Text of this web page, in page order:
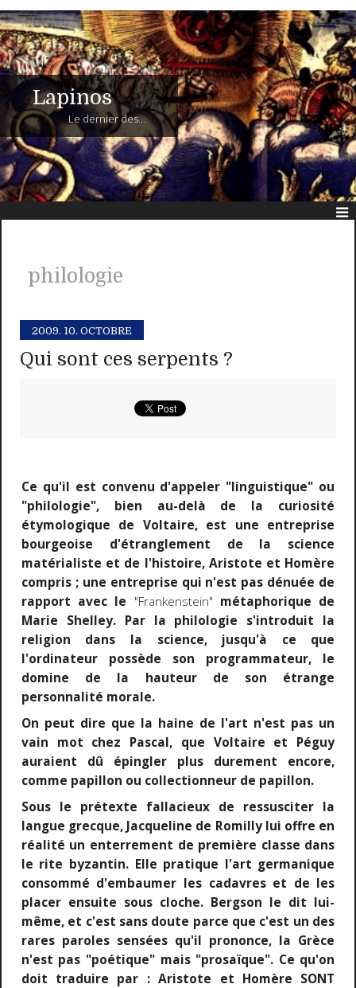
Lapinos
Le dernier des...
philologie
2009. 10. OCTOBRE
Qui sont ces serpents ?
Ce qu'il est convenu d'appeler "linguistique" ou
"philologie", bien au-delà de la curiosité
étymologique de Voltaire, est une entreprise
bourgeoise d'étranglement de la science
matérialiste et de l'histoire, Aristote et Homère
compris ; une entreprise qui n'est pas dénuée de
rapport avec le "Frankenstein" métaphorique de
Marie Shelley. Par la philologie s'introduit la
religion dans la science, jusqu'à ce que
l'ordinateur possède son programmateur, le
domine de la hauteur de son étrange
personnalité morale.
On peut dire que la haine de l'art n'est pas un
vain mot chez Pascal, que Voltaire et Péguy
auraient dû épingler plus durement encore,
comme papillon ou collectionneur de papillon.
Sous le prétexte fallacieux de ressusciter la
langue grecque, Jacqueline de Romilly lui offre en
réalité un enterrement de première classe dans
le rite byzantin. Elle pratique l'art germanique
consommé d'embaumer les cadavres et de les
placer ensuite sous cloche. Bergson le dit lui-
même, et c'est sans doute parce que c'est un des
rares paroles sensées qu'il prononce, la Grèce
n'est pas "poétique" mais "prosaïque". Ce qu'on
doit traduire par : Aristote et Homère SONT